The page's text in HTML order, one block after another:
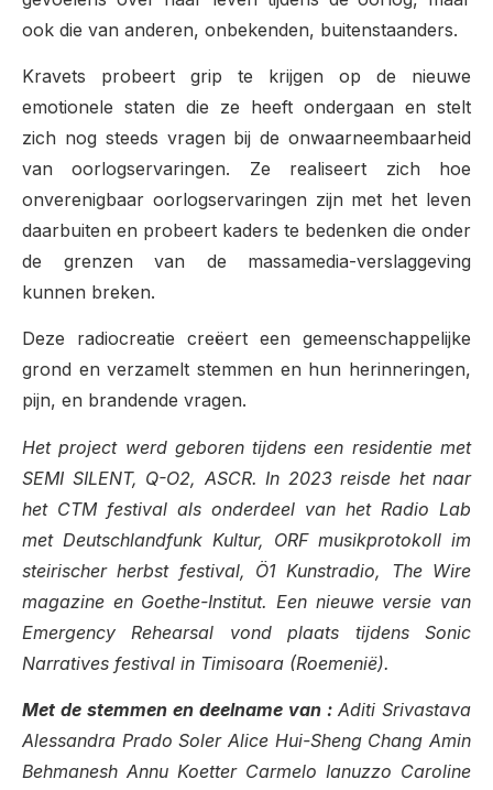
ook die van anderen, onbekenden, buitenstaanders.
Kravets probeert grip te krijgen op de nieuwe
emotionele staten die ze heeft ondergaan en stelt
zich nog steeds vragen bij de onwaarneembaarheid
van oorlogservaringen. Ze realiseert zich hoe
onverenigbaar oorlogservaringen zijn met het leven
daarbuiten en probeert kaders te bedenken die onder
de grenzen van de massamedia-verslaggeving
kunnen breken.
Deze radiocreatie creëert een gemeenschappelijke
grond en verzamelt stemmen en hun herinneringen,
pijn, en brandende vragen.
Het project werd geboren tijdens een residentie met
SEMI SILENT, Q-O2, ASCR. In 2023 reisde het naar
het CTM festival als onderdeel van het Radio Lab
met Deutschlandfunk Kultur, ORF musikprotokoll im
steirischer herbst festival, Ö1 Kunstradio, The Wire
magazine en Goethe-Institut. Een nieuwe versie van
Emergency Rehearsal vond plaats tijdens Sonic
Narratives festival in Timisoara (Roemenië).
Met de stemmen en deelname van : Aditi Srivastava
Alessandra Prado Soler Alice Hui-Sheng Chang Amin
Behmanesh Annu Koetter Carmelo Ianuzzo Caroline